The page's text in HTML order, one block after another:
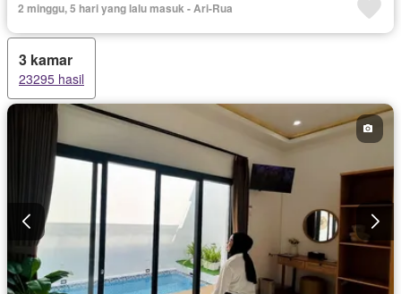
2 minggu, 5 hari yang lalu masuk - Ari-Rua
3 kamar
23295 hasil